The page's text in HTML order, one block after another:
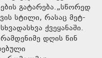
გატარება.„სწორედ
სტილი, რასაც მეტ-
ქვეყანაში.
დღის წინ